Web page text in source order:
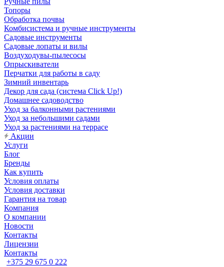
Топоры
Обработка почвы
Комбисистема и ручные инструменты
Садовые инструменты
Садовые лопаты и вилы
Воздуходувы-пылесосы
Опрыскиватели
Перчатки для работы в саду
Зимний инвентарь
Декор для сада (система Click Up!)
Домашнее садоводство
Уход за балконными растениями
Уход за небольшими садами
Уход за растениями на террасе
Акции
Услуги
Блог
Бренды
Как купить
Условия оплаты
Условия доставки
Гарантия на товар
Компания
О компании
Новости
Контакты
Лицензии
Контакты
+375 29 675 0 222